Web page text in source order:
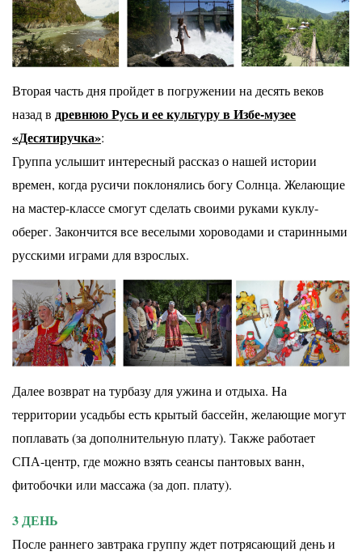
Вторая часть дня пройдет в погружении на десять веков
назад в древнюю Русь и ее культуру в Избе-музее
«Десятиручка»:
Группа услышит интересный рассказ о нашей истории
времен, когда русичи поклонялись богу Солнца. Желающие
на мастер-классе смогут сделать своими руками куклу-
оберег. Закончится все веселыми хороводами и старинными
русскими играми для взрослых.
Далее возврат на турбазу для ужина и отдыха. На
территории усадьбы есть крытый бассейн, желающие могут
поплавать (за дополнительную плату). Также работает
СПА-центр, где можно взять сеансы пантовых ванн,
фитобочки или массажа (за доп. плату).
3 ДЕНЬ
После раннего завтрака группу ждет потрясающий день и